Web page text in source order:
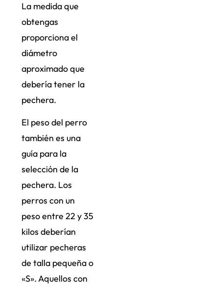
La medida que
obtengas
proporciona el
diámetro
aproximado que
debería tener la
pechera.
El peso del perro
también es una
guía para la
selección de la
pechera. Los
perros con un
peso entre 22 y 35
kilos deberían
utilizar pecheras
de talla pequeña o
«S». Aquellos con